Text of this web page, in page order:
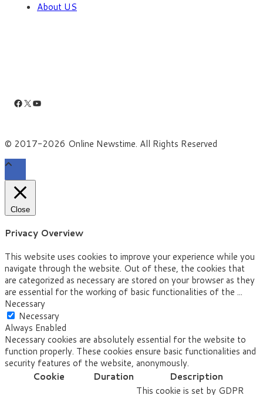
About US
Facebook
X YouTube
© 2017-2026 Online Newstime. All Rights Reserved
Close
Privacy Overview
This website uses cookies to improve your experience while you
navigate through the website. Out of these, the cookies that
are categorized as necessary are stored on your browser as they
are essential for the working of basic functionalities of the ...
Necessary
Necessary
Always Enabled
Necessary cookies are absolutely essential for the website to
function properly. These cookies ensure basic functionalities and
security features of the website, anonymously.
Cookie
Duration
Description
This cookie is set by GDPR